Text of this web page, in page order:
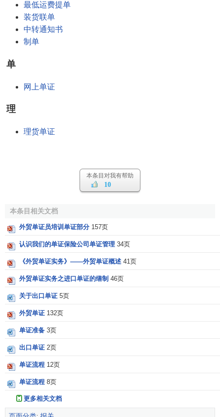
最低运费提单
装货联单
中转通知书
制单
单
网上单证
理
理货单证
本条目对我有帮助
10
本条目相关文档
外贸单证员培训单证部分 157页
认识我们的单证保险公司单证管理 34页
《外贸单证实务》——外贸单证概述 41页
外贸单证实务之进口单证的缮制 46页
关于出口单证 5页
外贸单证 132页
单证准备 3页
出口单证 2页
单证流程 12页
单证流程 8页
更多相关文档